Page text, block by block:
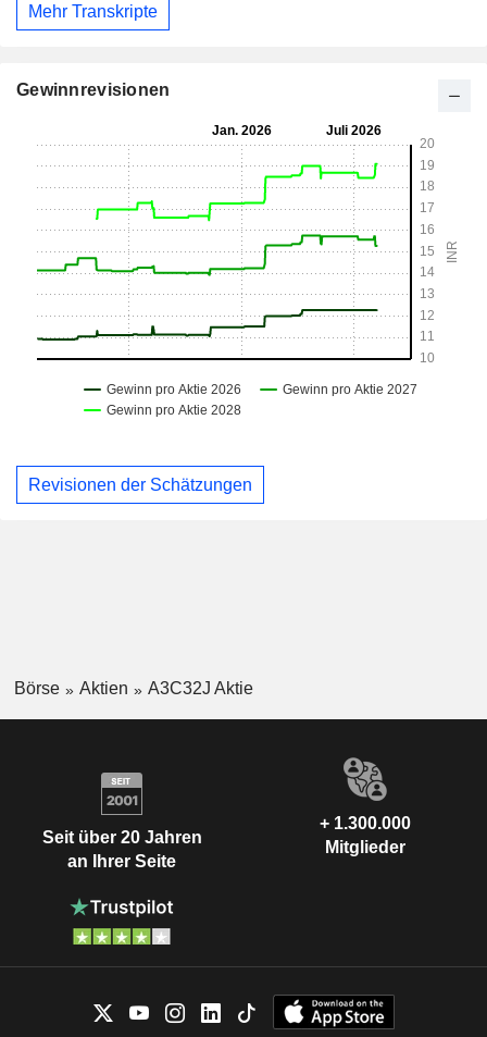
Mehr Transkripte
Gewinnrevisionen
Revisionen der Schätzungen
Börse Aktien A3C32J Aktie
Seit über 20 Jahren
an Ihrer Seite
+ 1.300.000
Mitglieder